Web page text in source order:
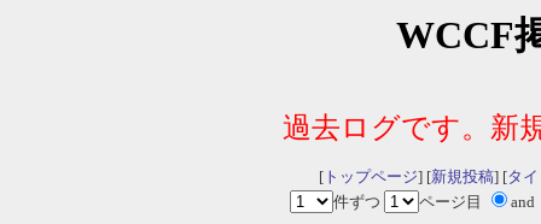
WCCF
過去ログです。新
[トップページ] [新規投稿] [タ
件ずつ
ページ目 and